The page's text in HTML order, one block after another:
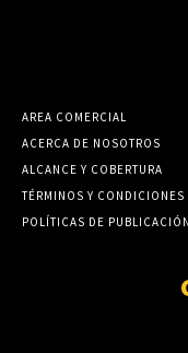
AREA COMERCIAL
ACERCA DE NOSOTROS
ALCANCE Y COBERTURA
TÉRMINOS Y CONDICIONES
POLÍTICAS DE PUBLICACIÓN